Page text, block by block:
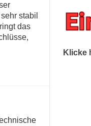
stabil
das
Klicke